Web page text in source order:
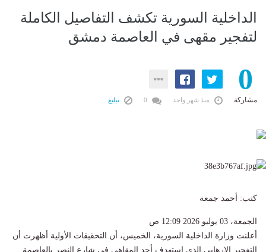
الداخلية السورية تكشف التفاصيل الكاملة
لتفجير مقهى في العاصمة دمشق
0
مشاركة منذ شهر واحد تبليغ
كتب: أحمد جمعة
الجمعة، 03 يوليو 2026 12:09 ص
أعلنت وزارة الداخلية السورية، الخميس، أن التحقيقات الأولية أظهرت أن
التفجير الإرهابي الذي استهدف أحد المقاهي في شارع النصر بالعاصمة